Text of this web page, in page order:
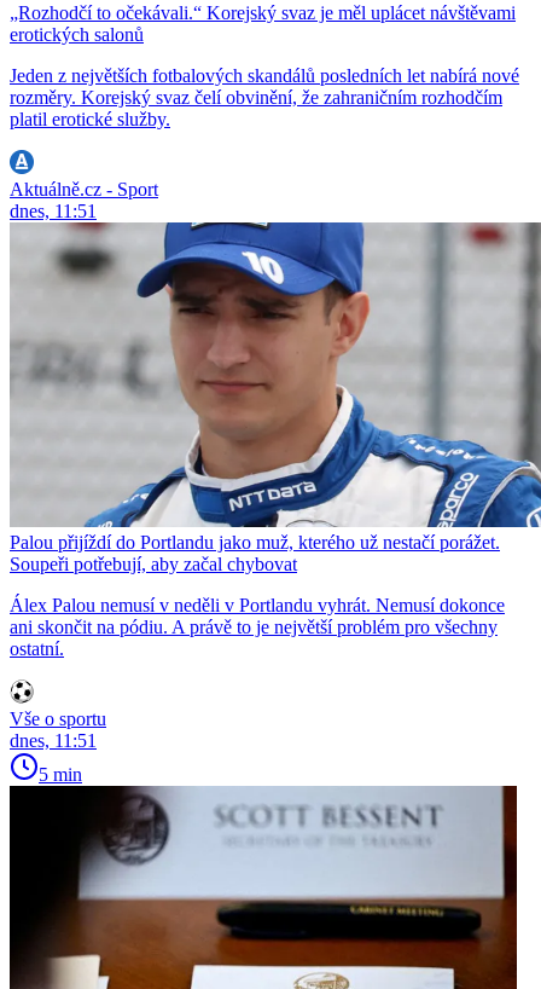
„Rozhodčí to očekávali.“ Korejský svaz je měl uplácet návštěvami
erotických salonů
Jeden z největších fotbalových skandálů posledních let nabírá nové
rozměry. Korejský svaz čelí obvinění, že zahraničním rozhodčím
platil erotické služby.
Aktuálně.cz - Sport
dnes, 11:51
Palou přijíždí do Portlandu jako muž, kterého už nestačí porážet.
Soupeři potřebují, aby začal chybovat
Álex Palou nemusí v neděli v Portlandu vyhrát. Nemusí dokonce
ani skončit na pódiu. A právě to je největší problém pro všechny
ostatní.
Vše o sportu
dnes, 11:51
5 min